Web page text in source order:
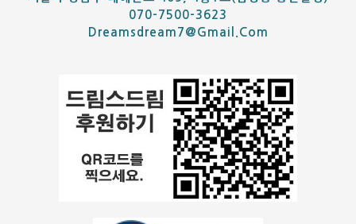
070-7500-3623
Dreamsdream7@gmail.com